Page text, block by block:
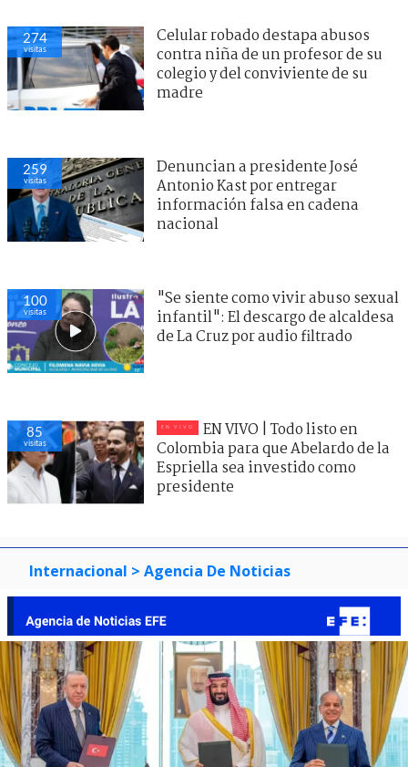
274
visitas
Celular robado destapa abusos
contra niña de un profesor de su
colegio y del conviviente de su
madre
259
visitas
Denuncian a presidente José
Antonio Kast por entregar
información falsa en cadena
nacional
100
visitas
"Se siente como vivir abuso sexual
infantil": El descargo de alcaldesa
de La Cruz por audio filtrado
85
visitas
EN VIVO | Todo listo en
Colombia para que Abelardo de la
Espriella sea investido como
presidente
Internacional > Agencia De Noticias